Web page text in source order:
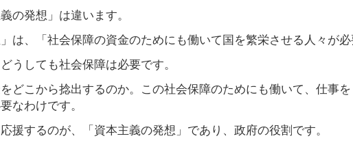
の発想」は違います。
」は、「社会保障の資金のためにも働いて国を繁栄させる人々が必
うしても社会保障は必要です。
どこから捻出するのか。この社会保障のためにも働いて、仕事
なわけです。
援するのが、「資本主義の発想」であり、政府の役割です。